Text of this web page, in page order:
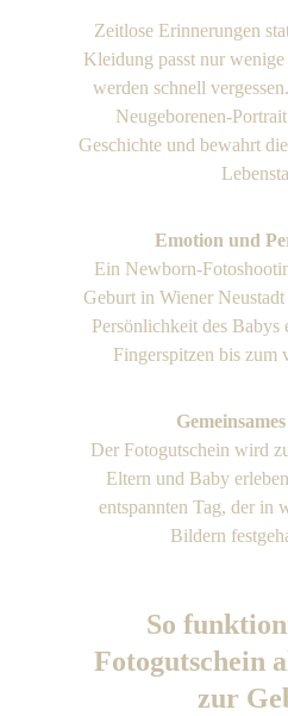
Zeitlose Erinnerungen
Kleidung passt nur
werden schnell
Neugeborenen-
Geschichte und bewahrt
Emotion und
Ein Newborn-
Geburt in Wiener
Persönlichkeit des Babys
Fingerspitzen bis zum
Der Fotogutschein wird
Eltern und Baby
entspannten Tag, der in
Bildern
So
Fotogutschein
zur